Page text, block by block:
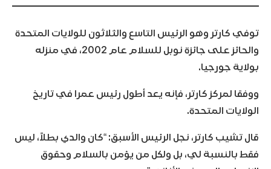
توفي كارتر وهو الرئيس التاسع والثلاثون للولايات المتحدة
والحائز على جائزة نوبل للسلام عام 2002، في منزله
بولاية جورجيا.
ووفقا لمركز كارتر، فإنه يعد أطول رئيس عمرا في تاريخ
الولايات المتحدة.
قال تشيب كارتر، نجل الرئيس الأسبق: “كان والدي بطلاً، ليس
فقط بالنسبة لي، بل ولكل من يؤمن بالسلام وحقوق